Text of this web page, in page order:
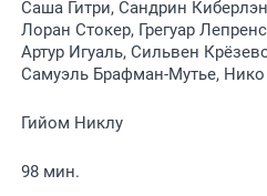
Саша Гитри, Сандрин
Лоран Стокер, Грегуар
Артур Игуаль, Сильвен
Самуэль Брафман-Мутье,
Гийом Никлу
98 мин.